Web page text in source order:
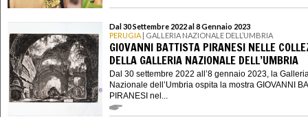
Dal 30 Settembre 2022 al 8 Gennaio 2023
PERUGIA | GALLERIA NAZIONALE DELL’UMBRIA
GIOVANNI BATTISTA PIRANESI NELLE
DELLA GALLERIA NAZIONALE DELL’UMBRIA
Dal 30 settembre 2022 all’8 gennaio 2023, la
Nazionale dell’Umbria ospita la mostra GIOVANNI
PIRANESI nel...